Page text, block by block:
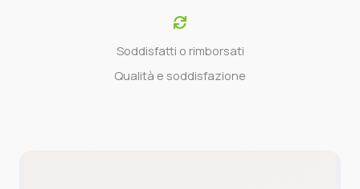
Soddisfatti o rimborsati
Qualità e soddisfazione